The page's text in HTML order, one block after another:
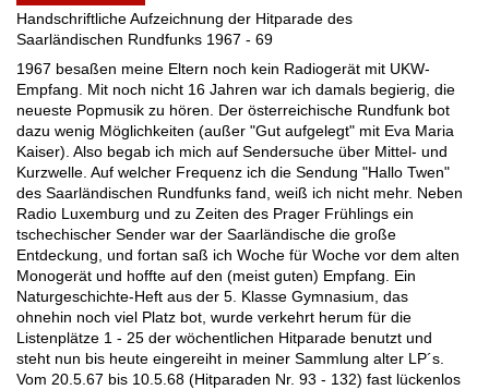
Handschriftliche Aufzeichnung der Hitparade des
Saarländischen Rundfunks 1967 - 69
1967 besaßen meine Eltern noch kein Radiogerät mit UKW-
Empfang. Mit noch nicht 16 Jahren war ich damals begierig, die
neueste Popmusik zu hören. Der österreichische Rundfunk bot
dazu wenig Möglichkeiten (außer "Gut aufgelegt" mit Eva Maria
Kaiser). Also begab ich mich auf Sendersuche über Mittel- und
Kurzwelle. Auf welcher Frequenz ich die Sendung "Hallo Twen"
des Saarländischen Rundfunks fand, weiß ich nicht mehr. Neben
Radio Luxemburg und zu Zeiten des Prager Frühlings ein
tschechischer Sender war der Saarländische die große
Entdeckung, und fortan saß ich Woche für Woche vor dem alten
Monogerät und hoffte auf den (meist guten) Empfang. Ein
Naturgeschichte-Heft aus der 5. Klasse Gymnasium, das
ohnehin noch viel Platz bot, wurde verkehrt herum für die
Listenplätze 1 - 25 der wöchentlichen Hitparade benutzt und
steht nun bis heute eingereiht in meiner Sammlung alter LP´s.
Vom 20.5.67 bis 10.5.68 (Hitparaden Nr. 93 - 132) fast lückenlos